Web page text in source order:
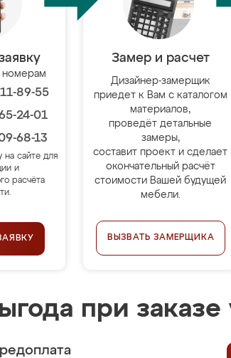
номерам
89-55
24-01
68-13
на сайте для
и
расчёта
Замер и расчет
Дизайнер-замерщик
приедет к Вам с каталогом
материалов,
проведёт детальные
замеры,
составит проект и сделает
окончательный расчёт
стоимости Вашей будущей
мебели.
ВЫЗВАТЬ ЗАМЕРЩИКА
при заказе